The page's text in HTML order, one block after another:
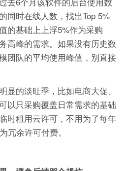
同时在线人数，找出Top 5%
的基础上上浮5%作为采购
高峰的需求。如果没有历史数
团队的平均使用峰值，别直接
显的淡旺季，比如电商大促、
以只采购覆盖日常需求的基础
时租用云许可，不用为了每年
冗余许可付费。